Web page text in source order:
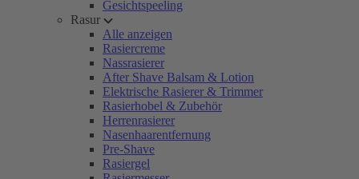
Gesichtspeeling
Rasur
Alle anzeigen
Rasiercreme
Nassrasierer
After Shave Balsam & Lotion
Elektrische Rasierer & Trimmer
Rasierhobel & Zubehör
Herrenrasierer
Nasenhaarentfernung
Pre-Shave
Rasiergel